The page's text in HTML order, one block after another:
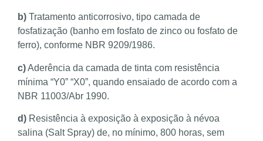
b) Tratamento anticorrosivo, tipo camada de
fosfatização (banho em fosfato de zinco ou fosfato de
ferro), conforme NBR 9209/1986.
c)Aderência da camada de tinta com resistência
mínima “Y0” “X0”, quando ensaiado de acordo com a
NBR 11003/Abr 1990.
d) Resistência à exposição à exposição à névoa
salina (Salt Spray) de, no mínimo, 800 horas, sem